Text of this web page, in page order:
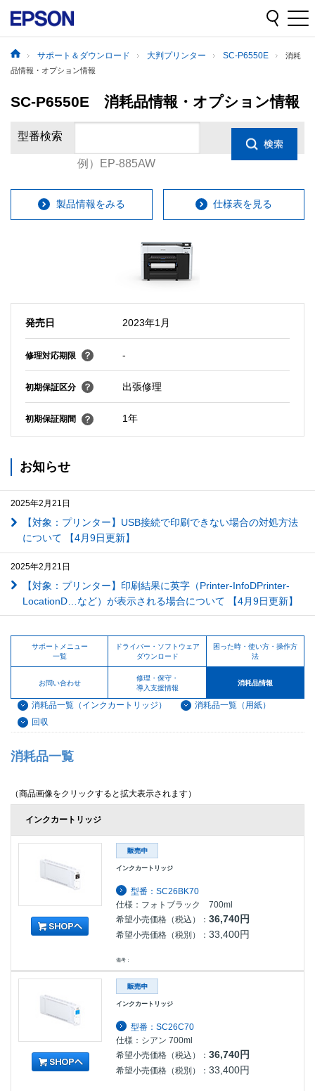
サポート＆ダウンロード 大判プリンター SC-P6550E
消耗
品情報・オプション情報
SC-P6550E 消耗品情報・オプション情報
型番検索
例）EP-885AW
製品情報をみる 仕様表を見る
発売日 2023年1月
修理対応期限 -
初期保証区分 出張修理
初期保証期間 1年
お知らせ
2025年2月21日
【対象：プリンター】USB接続で印刷できない場合の対処方法
について 【4月9日更新】
2025年2月21日
【対象：プリンター】印刷結果に英字（Printer-InfoDPrinter-
LocationD…など）が表示される場合について 【4月9日更新】
サポートメニュー
一覧
ドライバー・ソフトウェア
ダウンロード
困った時・使い方・操作方
法
お問い合わせ
修理・保守・
導入支援情報
消耗品情報
消耗品一覧（インクカートリッジ）
消耗品一覧（用紙）
回収
消耗品一覧
（商品画像をクリックすると拡大表示されます）
インクカートリッジ
インクカートリッジ
型番：SC26BK70
仕様：フォトブラック 700ml
希望小売価格（税込）： 36,740円
希望小売価格（税別）： 33,400円
備考：
インクカートリッジ
型番：SC26C70
仕様：シアン 700ml
希望小売価格（税込）：36,740円
希望小売価格（税別）：33,400円